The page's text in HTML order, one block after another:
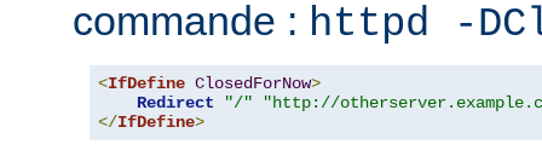
commande : httpd -
<IfDefine ClosedForNow>
Redirect
"/"
"http://
</IfDefine>